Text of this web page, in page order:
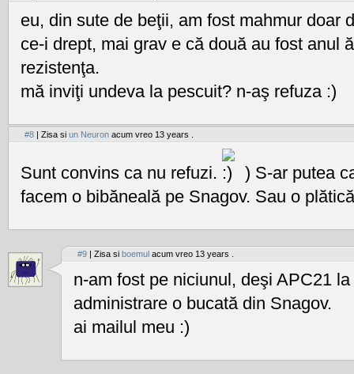
eu, din sute de beţii, am fost mahmur doar
ce-i drept, mai grav e că două au fost anul
rezistenţa.
mă inviţi undeva la pescuit? n-aş refuza :)
#8 | Zisa si un Neuron acum vreo 13 years .
Sunt convins ca nu refuzi.
) S-ar putea
facem o bibăneală pe Snagov. Sau o
#9 | Zisa si boemul acum vreo 13 years .
n-am fost pe niciunul, deşi APC21
administrare o bucată din Snagov.
ai mailul meu :)